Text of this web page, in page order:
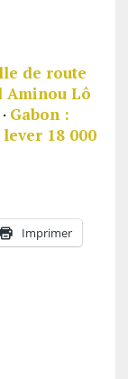
de route
Aminou Lô
Gabon :
18 000
Imprimer